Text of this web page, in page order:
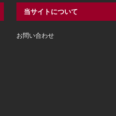
当サイトについて
お問い合わせ